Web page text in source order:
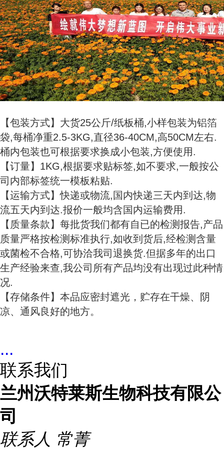
【包装方式】大货25公斤/纸板桶,小样包装为铝箔
袋,每桶净重2.5-3KG,直径36-40CM,高50CM左右.
桶内包装也可根据要求换成小包装,方便使用.
【订量】1KG,根据要求贴标签,如不要求,一般按公
司内部标签统一模板粘贴.
【运输方式】快递或物流,国内快递三天内到达,物
流五天内到达.报价一般均含国内运输费用.
【质量条款】每批货我们都有自已的检测报告,产品
质量严格按检测标准执行,如收到货后,经检测含量
或菌检不合格,可协洽我司退换货.但据多年的出口
生产经验来查,我公司所有产品均没有出现过此种情
况.
【存储条件】本品应密封遮光，贮存在干燥、阴
凉、通风良好的地方。
...
联系我们
兰州沃特莱斯生物科技有限公
司
联系人 常菁